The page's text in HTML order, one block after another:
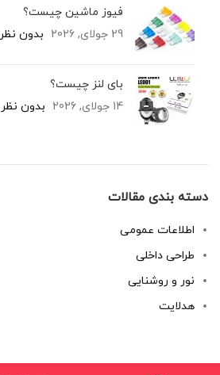
فیوز ماشین چیست؟
29 جولای, 2026
بدون نظر
بای لنز چیست؟
14 جولای, 2026
بدون نظر
دسته بندی مقالات
اطلاعات عمومی
طراحی داخلی
نور و روشنایی
هدلایت